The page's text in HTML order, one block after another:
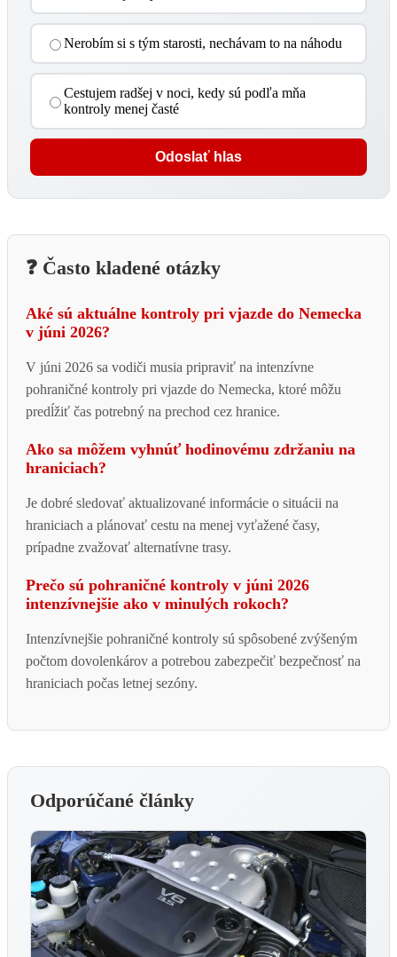
Nerobím si s tým starosti, nechávam to na náhodu
Cestujem radšej v noci, kedy sú podľa mňa
kontroly menej časté
Odoslať hlas
❓ Často kladené otázky
Aké sú aktuálne kontroly pri vjazde do Nemecka
v júni 2026?
V júni 2026 sa vodiči musia pripraviť na intenzívne
pohraničné kontroly pri vjazde do Nemecka, ktoré môžu
predĺžiť čas potrebný na prechod cez hranice.
Ako sa môžem vyhnúť hodinovému zdržaniu na
hraniciach?
Je dobré sledovať aktualizované informácie o situácii na
hraniciach a plánovať cestu na menej vyťažené časy,
prípadne zvažovať alternatívne trasy.
Prečo sú pohraničné kontroly v júni 2026
intenzívnejšie ako v minulých rokoch?
Intenzívnejšie pohraničné kontroly sú spôsobené zvýšeným
počtom dovolenkárov a potrebou zabezpečiť bezpečnosť na
hraniciach počas letnej sezóny.
Odporúčané články